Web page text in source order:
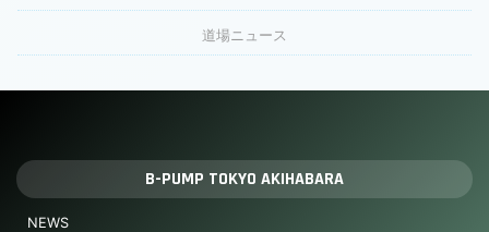
道場ニュース
B-PUMP TOKYO AKIHABARA
NEWS